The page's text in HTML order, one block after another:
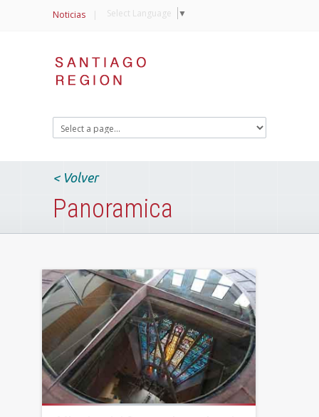
Noticias | Select Language ▼
< Volver
Panoramica